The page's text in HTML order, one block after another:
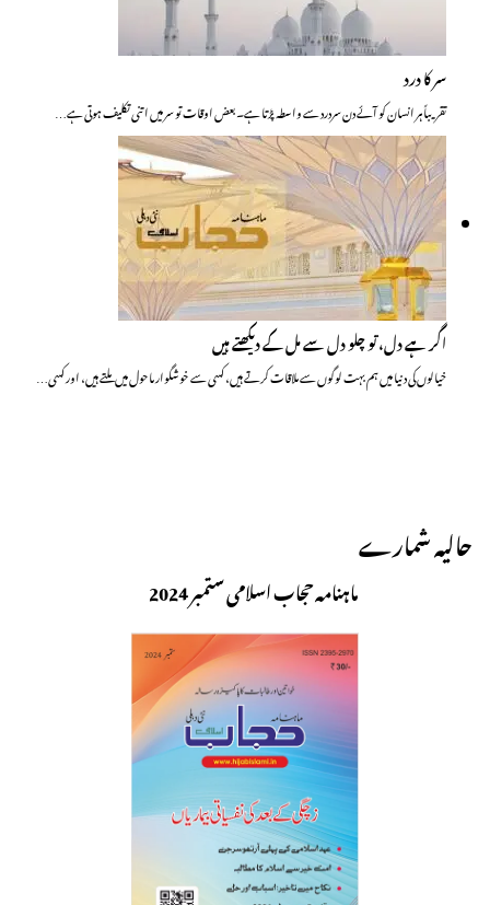
سر کا درد
تقریباً ہر انسان کو آئے دن سردرد سے واسطہ پڑتا ہے۔ بعض اوقات تو سر میں اتنی تکلیف ہوتی ہے…
اگر ہے دل، تو چلو دل سے مل کے دیکھتے ہیں
خیالوں کی دنیا میں ہم بہت لوگوں سے ملاقات کرتے ہیں، کسی سے خوشگوار ماحول میں ملتے ہیں، اور کسی…
حالیہ شمارے
ماہنامہ حجاب اسلامی ستمبر 2024